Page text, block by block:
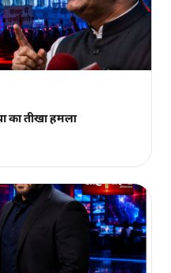
का तीखा हमला